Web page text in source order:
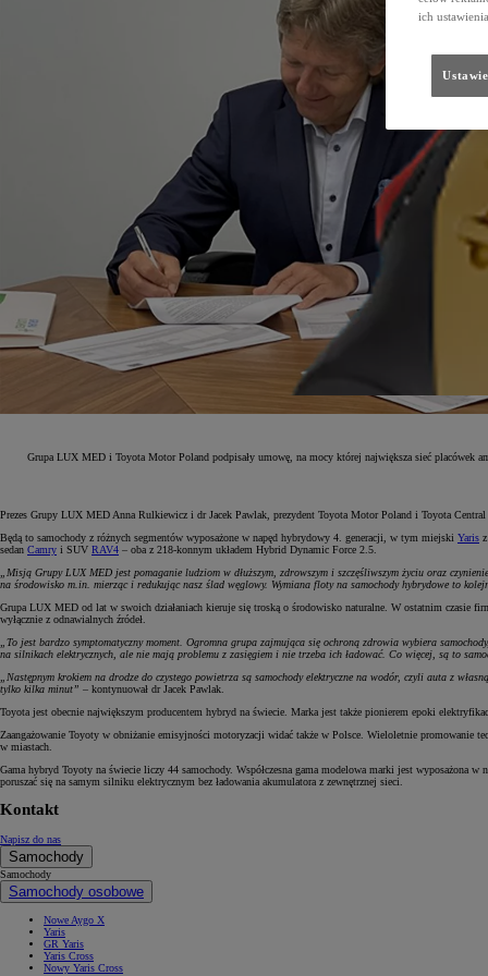
Grupa LUX MED i Toyota Motor Poland podpisały umowę, na mocy której największa sieć placówek
Prezes Grupy LUX MED Anna Rulkiewicz i dr Jacek Pawlak, prezydent Toyota Motor Poland i Toyota
Będą to samochody z różnych segmentów wyposażone w napęd hybrydowy 4. generacji, w tym miejski Yaris
sedan Camry i SUV RAV4 – oba z 218-konnym układem Hybrid Dynamic Force 2.5.
„Misją Grupy LUX MED jest pomaganie ludziom w dłuższym, zdrowszym i szczęśliwszym życiu oraz
na środowisko m.in. mierząc i redukując nasz ślad węglowy. Wymiana floty na samochody hybrydowe to
Grupa LUX MED od lat w swoich działaniach kieruje się troską o środowisko naturalne. W ostatnim czasie
wyłącznie z odnawialnych źródeł.
„To jest bardzo symptomatyczny moment. Ogromna grupa zajmująca się ochroną zdrowia wybiera
na silnikach elektrycznych, ale nie mają problemu z zasięgiem i nie trzeba ich ładować. Co więcej, są to
„Następnym krokiem na drodze do czystego powietrza są samochody elektryczne na wodór, czyli auta z
tylko kilka minut” – kontynuował dr Jacek Pawlak.
Toyota jest obecnie największym producentem hybryd na świecie. Marka jest także pionierem epoki
Zaangażowanie Toyoty w obniżanie emisyjności motoryzacji widać także w Polsce. Wieloletnie promowanie
w miastach.
Gama hybryd Toyoty na świecie liczy 44 samochody. Współczesna gama modelowa marki jest wyposażona
poruszać się na samym silniku elektrycznym bez ładowania akumulatora z zewnętrznej sieci.
Kontakt
Napisz do nas
Samochody
Samochody
Samochody osobowe
Nowe Aygo X
Yaris
GR Yaris
Yaris Cross
Nowy Yaris Cross
ich